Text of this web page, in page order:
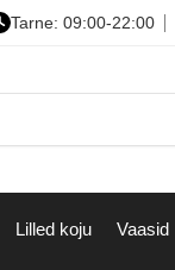
Tarne: 09:00-22:00
Lilled koju Vaasid